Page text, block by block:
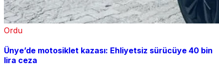
Ordu
Ünye’de motosiklet kazası: Ehliyetsiz sürücüye 40 bin
lira ceza